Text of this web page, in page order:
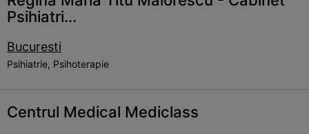
Psihiatri...
Bucuresti
Psihiatrie, Psihoterapie
Centrul Medical Mediclass